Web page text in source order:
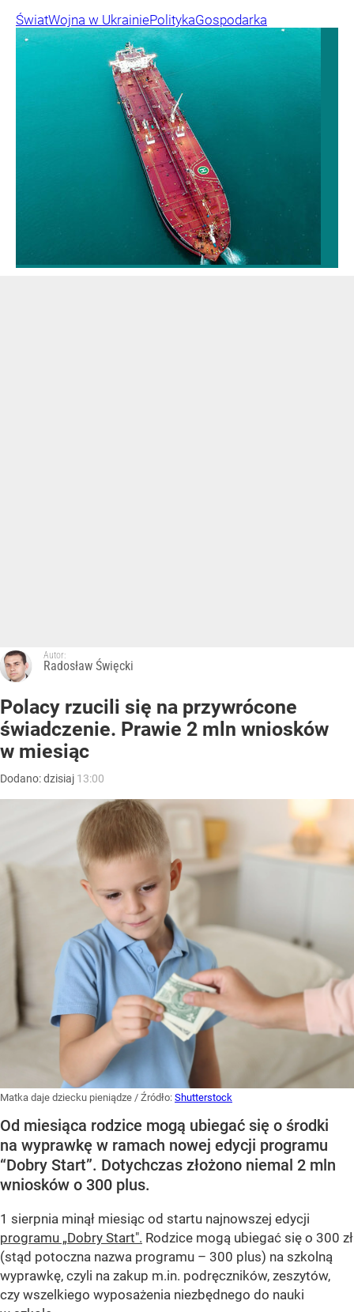
ŚwiatWojna w UkrainiePolitykaGospodarka
Autor:
Radosław Święcki
Polacy rzucili się na przywrócone
świadczenie. Prawie 2 mln wniosków
w miesiąc
Dodano:dzisiaj 13:00
Matka daje dziecku pieniądze / Źródło: Shutterstock
Od miesiąca rodzice mogą ubiegać się o środki
na wyprawkę w ramach nowej edycji programu
“Dobry Start”. Dotychczas złożono niemal 2 mln
wniosków o 300 plus.
1 sierpnia minął miesiąc od startu najnowszej edycji
programu „Dobry Start". Rodzice mogą ubiegać się o 300 zł
(stąd potoczna nazwa programu – 300 plus) na szkolną
wyprawkę, czyli na zakup m.in. podręczników, zeszytów,
czy wszelkiego wyposażenia niezbędnego do nauki